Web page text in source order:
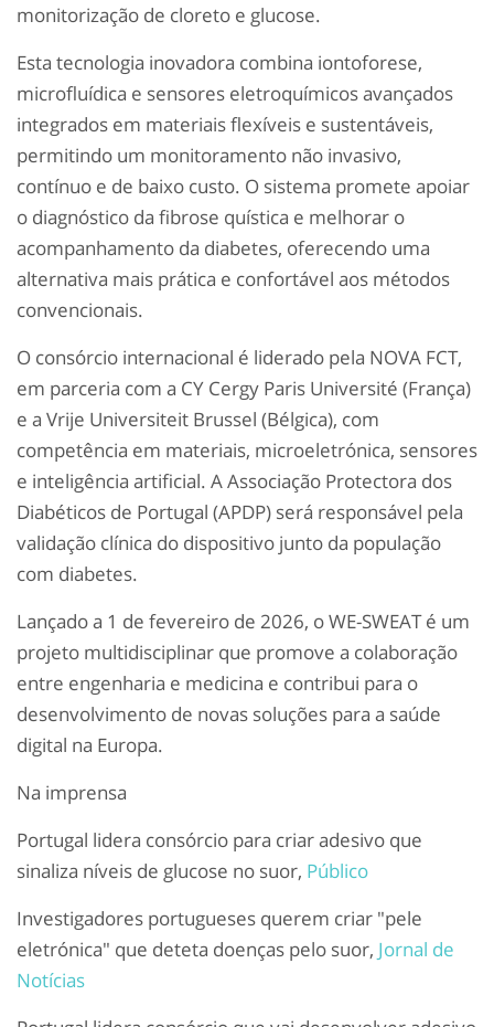
monitorização de cloreto e glucose.
Esta tecnologia inovadora combina iontoforese,
microfluídica e sensores eletroquímicos avançados
integrados em materiais flexíveis e sustentáveis,
permitindo um monitoramento não invasivo,
contínuo e de baixo custo. O sistema promete apoiar
o diagnóstico da fibrose quística e melhorar o
acompanhamento da diabetes, oferecendo uma
alternativa mais prática e confortável aos métodos
convencionais.
O consórcio internacional é liderado pela NOVA FCT,
em parceria com a CY Cergy Paris Université (França)
e a Vrije Universiteit Brussel (Bélgica), com
competência em materiais, microeletrónica, sensores
e inteligência artificial. A Associação Protectora dos
Diabéticos de Portugal (APDP) será responsável pela
validação clínica do dispositivo junto da população
com diabetes.
Lançado a 1 de fevereiro de 2026, o WE-SWEAT é um
projeto multidisciplinar que promove a colaboração
entre engenharia e medicina e contribui para o
desenvolvimento de novas soluções para a saúde
digital na Europa.
Na imprensa
Portugal lidera consórcio para criar adesivo que
sinaliza níveis de glucose no suor, Público
Investigadores portugueses querem criar "pele
eletrónica" que deteta doenças pelo suor, Jornal de
Notícias